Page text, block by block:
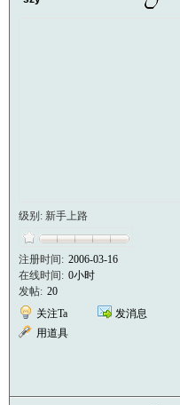
级别: 新手上路
注册时间: 2006-03-16
在线时间: 0小时
发帖: 20
关注Ta
发消息
用道具